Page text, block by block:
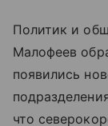
Политик и
Малофеев
появились
что